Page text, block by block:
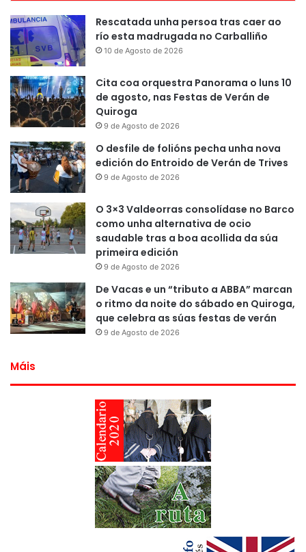
Rescatada unha persoa tras caer ao
río esta madrugada no Carballiño
10 de Agosto de 2026
Cita coa orquestra Panorama o luns 10
de agosto, nas Festas de Verán de
Quiroga
9 de Agosto de 2026
O desfile de folións pecha unha nova
edición do Entroido de Verán de Trives
9 de Agosto de 2026
O 3×3 Valdeorras consolídase no Barco
como unha alternativa de ocio
saudable tras a boa acollida da súa
primeira edición
9 de Agosto de 2026
De Vacas e un “tributo a ABBA” marcan
o ritmo da noite do sábado en Quiroga,
que celebra as súas festas de verán
9 de Agosto de 2026
Máis